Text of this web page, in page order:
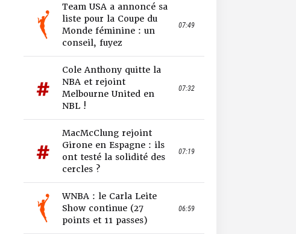
Team USA a annoncé sa
liste pour la Coupe du
Monde féminine : un
conseil, fuyez
07:49
Cole Anthony quitte la
NBA et rejoint
Melbourne United en
NBL !
07:32
MacMcClung rejoint
Girone en Espagne : ils
ont testé la solidité des
cercles ?
07:19
WNBA : le Carla Leite
Show continue (27
points et 11 passes)
06:59